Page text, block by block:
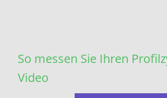
So messen Sie Ihren
Video